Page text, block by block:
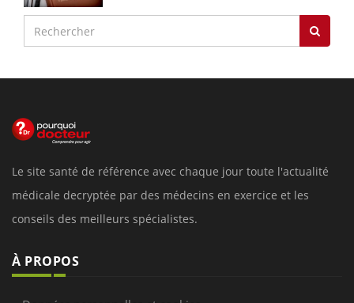
Le site santé de référence avec chaque jour toute l'actualité
médicale decryptée par des médecins en exercice et les
conseils des meilleurs spécialistes.
À PROPOS